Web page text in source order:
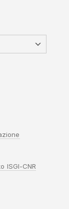
ISGI-CNR